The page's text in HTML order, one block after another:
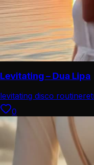
Levitating – Dua Lipa
levitating disco routine
0